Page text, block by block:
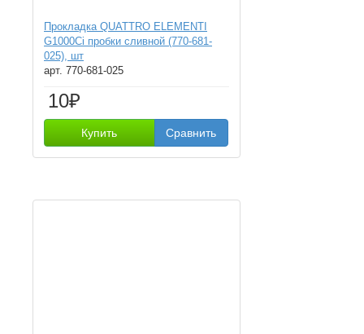
Прокладка QUATTRO ELEMENTI
G1000Ci пробки сливной (770-681-
025), шт
арт. 770-681-025
10₽
Купить Сравнить